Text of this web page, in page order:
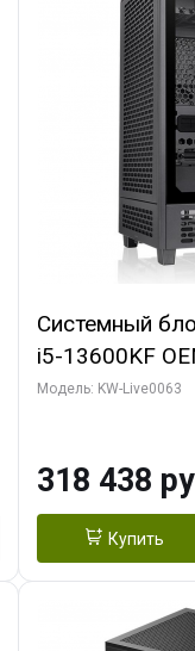
Системный
i5-13600KF
7, C14 8EC/
SSD)
Модель: KW-Live0063
318 438
Купить